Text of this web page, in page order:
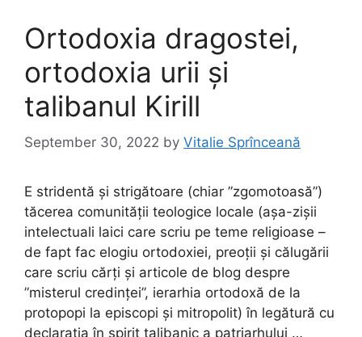
Ortodoxia dragostei,
ortodoxia urii și
talibanul Kirill
September 30, 2022 by Vitalie Sprînceană
E stridentă și strigătoare (chiar ”zgomotoasă”)
tăcerea comunității teologice locale (așa-zișii
intelectuali laici care scriu pe teme religioase –
de fapt fac elogiu ortodoxiei, preoții și călugării
care scriu cărți și articole de blog despre
”misterul credinței”, ierarhia ortodoxă de la
protopopi la episcopi și mitropolit) în legătură cu
declarația în spirit talibanic a patriarhului …